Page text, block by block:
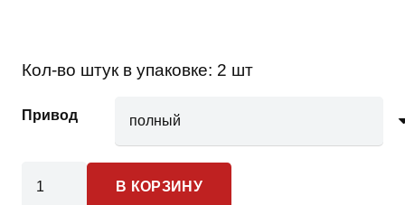
Кол-во штук в упаковке: 2 шт
Привод
товара
В КОРЗИНУ